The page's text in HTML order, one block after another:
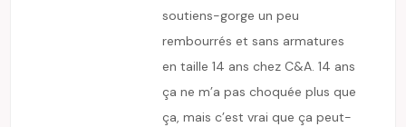
soutiens-gorge un peu
rembourrés et sans armatures
en taille 14 ans chez C&A. 14 ans
ça ne m’a pas choquée plus que
ça, mais c’est vrai que ça peut-